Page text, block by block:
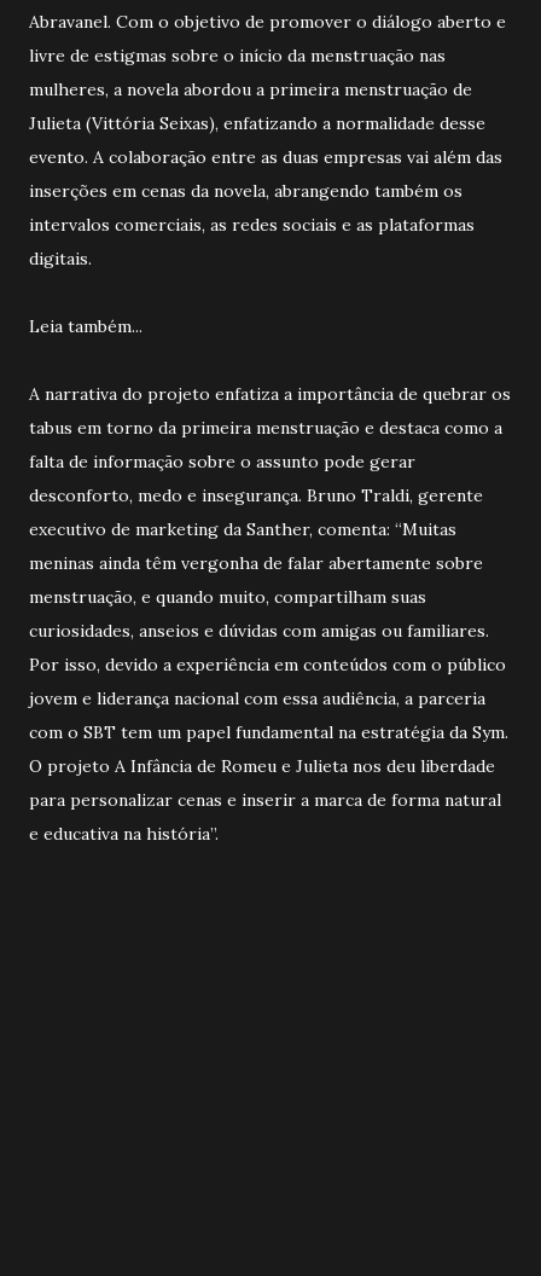
Abravanel. Com o objetivo de promover o diálogo aberto e
livre de estigmas sobre o início da menstruação nas
mulheres, a novela abordou a primeira menstruação de
Julieta (Vittória Seixas), enfatizando a normalidade desse
evento. A colaboração entre as duas empresas vai além das
inserções em cenas da novela, abrangendo também os
intervalos comerciais, as redes sociais e as plataformas
digitais.
Leia também...
A narrativa do projeto enfatiza a importância de quebrar os
tabus em torno da primeira menstruação e destaca como a
falta de informação sobre o assunto pode gerar
desconforto, medo e insegurança. Bruno Traldi, gerente
executivo de marketing da Santher, comenta: “Muitas
meninas ainda têm vergonha de falar abertamente sobre
menstruação, e quando muito, compartilham suas
curiosidades, anseios e dúvidas com amigas ou familiares.
Por isso, devido a experiência em conteúdos com o público
jovem e liderança nacional com essa audiência, a parceria
com o SBT tem um papel fundamental na estratégia da Sym.
O projeto A Infância de Romeu e Julieta nos deu liberdade
para personalizar cenas e inserir a marca de forma natural
e educativa na história”.